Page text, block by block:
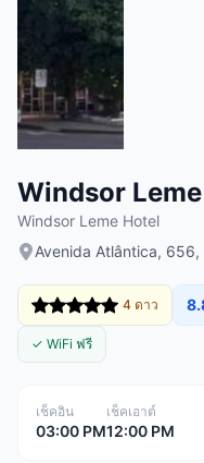
Windsor Leme
Windsor Leme Hotel
Avenida Atlântica,
4 ดาว
✓ WiFi ฟรี
เช็คอิน
03:00 PM
เช็คเอาต์
12:00 PM